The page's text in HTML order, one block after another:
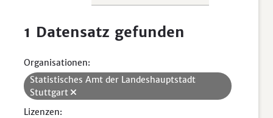
1 Datensatz gefunden
Organisationen:
Statistisches Amt der Landeshauptstadt
Stuttgart
Lizenzen: